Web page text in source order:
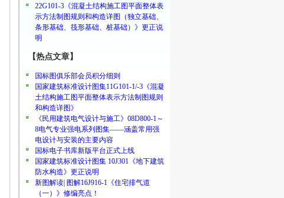
22G101-3《混凝土结构施工图平面整体表
示方法制图规则和构造详图（独立基础、
条形基础、筏形基础、桩基础）》更正说
明
【热点文章】
国标图俱乐部会员积分细则
国家建筑标准设计图集11G101-1/-3《混凝
土结构施工图平面整体表示方法制图规则
和构造详图》
《民用建筑电气设计与施工》08D800-1～
8电气专业强电系列图集——涵盖常用强
电设计与安装的主要内容
国标电子书库新版平台正式上线
国家建筑标准设计图集 10J301《地下建筑
防水构造》更正说明
新图解读| 图解16J916-1《住宅排气道
（一）》修编亮点！